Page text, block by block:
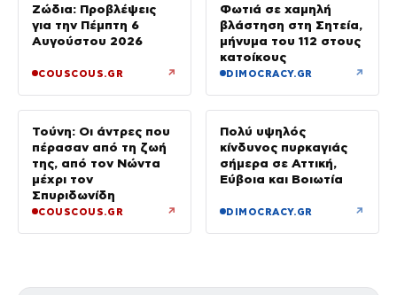
Ζώδια: Προβλέψεις
για την Πέμπτη 6
Αυγούστου 2026
COUSCOUS.GR ↗
Φωτιά σε χαμηλή
βλάστηση στη Σητεία,
μήνυμα του 112 στους
κατοίκους
DIMOCRACY.GR ↗
Τούνη: Οι άντρες που
πέρασαν από τη ζωή
της, από τον Νώντα
μέχρι τον
Σπυριδωνίδη
COUSCOUS.GR ↗
Πολύ υψηλός
κίνδυνος πυρκαγιάς
σήμερα σε Αττική,
Εύβοια και Βοιωτία
DIMOCRACY.GR ↗